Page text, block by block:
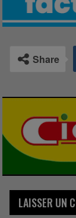
Share
LAISSER UN